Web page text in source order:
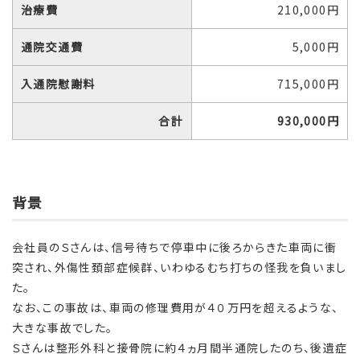
治療費 210,000円
通院交通費 5,000円
入通院慰謝料 715,000円
合計 930,000円
背景
会社員のＳさんは、信号待ちで停車中に後ろからきた車両に衝
突され、外傷性頚部症候群、いわゆるむち打ちの怪我を負いまし
た。
なお、この事故は、車両の修理費用が４０万円を超えるような、
大きな事故でした。
Ｓさんは整形外科と接骨院に約４ヵ月間半通院したのち、後遺症